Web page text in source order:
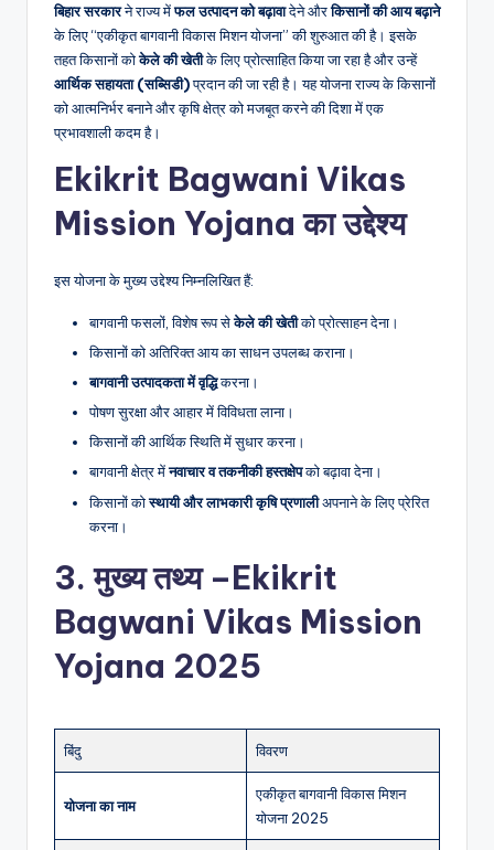
बिहार सरकारने राज्य मेंफल उत्पादन को बढ़ावादेने औरकिसानों की आय बढ़ाने
के लिए “एकीकृत बागवानी विकास मिशन योजना” की शुरुआत की है। इसके
तहत किसानों कोकेले की खेतीके लिए प्रोत्साहित किया जा रहा है और उन्हें
आर्थिक सहायता (सब्सिडी)प्रदान की जा रही है। यह योजना राज्य के किसानों
को आत्मनिर्भर बनाने और कृषि क्षेत्र को मजबूत करने की दिशा में एक
प्रभावशाली कदम है।
Ekikrit Bagwani Vikas
Mission Yojana का उद्देश्य
इस योजना के मुख्य उद्देश्य निम्नलिखित हैं:
बागवानी फसलों, विशेष रूप सेकेले की खेतीको प्रोत्साहन देना।
किसानों को अतिरिक्त आय का साधन उपलब्ध कराना।
बागवानी उत्पादकता में वृद्धिकरना।
पोषण सुरक्षा और आहार में विविधता लाना।
किसानों की आर्थिक स्थिति में सुधार करना।
बागवानी क्षेत्र मेंनवाचार व तकनीकी हस्तक्षेपको बढ़ावा देना।
किसानों कोस्थायी और लाभकारी कृषि प्रणालीअपनाने के लिए प्रेरित
करना।
3. मुख्य तथ्य –Ekikrit
Bagwani Vikas Mission
Yojana 2025
बिंदु विवरण
योजना का नाम
एकीकृत बागवानी विकास मिशन
योजना 2025